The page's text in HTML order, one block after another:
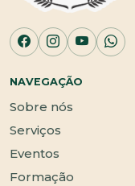
NAVEGAÇÃO
Sobre nós
Serviços
Eventos
Formação